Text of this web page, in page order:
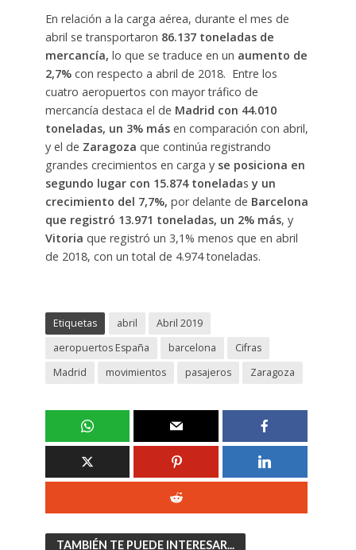
En relación a la carga aérea, durante el mes de
abril se transportaron 86.137 toneladas de
mercancía, lo que se traduce en un aumento de
2,7%con respecto a abril de 2018. Entre los
cuatro aeropuertos con mayor tráfico de
mercancía destaca el de Madrid con 44.010
toneladas, un 3% másen comparación con abril,
y el de Zaragoza que continúa registrando
grandes crecimientos en carga y se posiciona en
segundo lugar con 15.874 toneladas y un
crecimiento del 7,7%, por delante de Barcelona
que registró 13.971 toneladas, un 2% más, y
Vitoria que registró un 3,1% menos que en abril
de 2018, con un total de 4.974 toneladas.
Etiquetas abril
Abril 2019
aeropuertos España
barcelona
Cifras
Madrid
movimientos pasajeros Zaragoza
TAMBIÉN TE PUEDE INTERESAR...